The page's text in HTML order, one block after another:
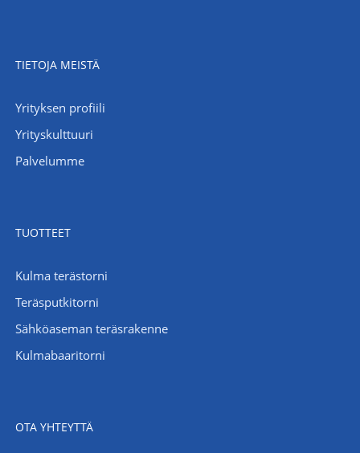
TIETOJA MEISTÄ
Yrityksen profiili
Yrityskulttuuri
Palvelumme
TUOTTEET
Kulma terästorni
Teräsputkitorni
Sähköaseman teräsrakenne
Kulmabaaritorni
OTA YHTEYTTÄ